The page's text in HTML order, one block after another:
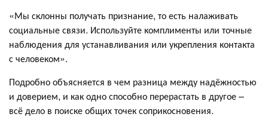
«Мы склонны получать признание, то есть налаживать
социальные связи. Используйте комплименты или точные
наблюдения для устанавливания или укрепления контакта
с человеком».
Подробно объясняется в чем разница между надёжностью
и доверием, и как одно способно перерастать в другое –
всё дело в поиске общих точек соприкосновения.